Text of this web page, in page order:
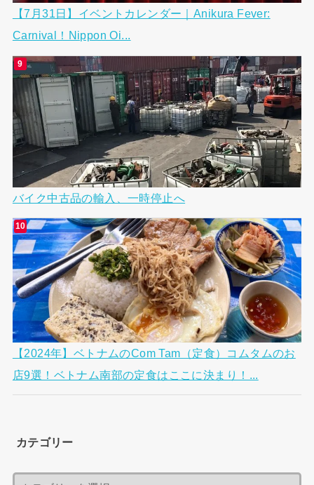
【7月31日】イベントカレンダー｜Anikura Fever:
Carnival！Nippon Oi...
バイク中古品の輸入、一時停止へ
【2024年】ベトナムのCom Tam（定食）コムタムのお
店9選！ベトナム南部の定食はここに決まり！...
カテゴリー